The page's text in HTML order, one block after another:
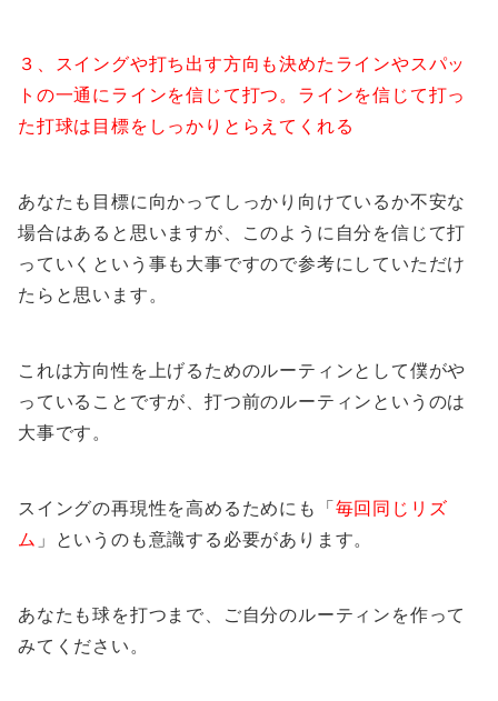
３、スイングや打ち出す方向も決めたラインやスパッ
トの一通にラインを信じて打つ。ラインを信じて打っ
た打球は目標をしっかりとらえてくれる
あなたも目標に向かってしっかり向けているか不安な
場合はあると思いますが、このように自分を信じて打
っていくという事も大事ですので参考にしていただけ
たらと思います。
これは方向性を上げるためのルーティンとして僕がや
っていることですが、打つ前のルーティンというのは
大事です。
スイングの再現性を高めるためにも「毎回同じリズ
ム 」というのも意識する必要があります。
あなたも球を打つまで、ご自分のルーティンを作って
みてください。